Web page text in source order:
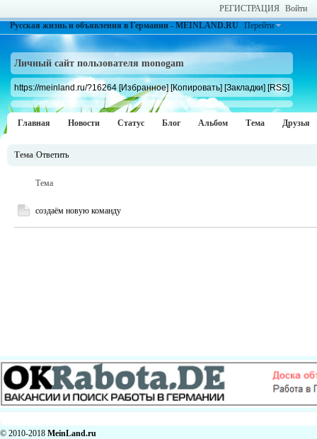
РЕГИСТРАЦИЯ Войти
Русская жизнь и объявления в Германии - MEINLAND.RU Перейти
Личный сайт пользователя monogam
https://meinland.ru/?16264 [Избранное] [Копировать] [Закладки] [RSS]
Главная Новости Статус Блог Альбом Тема Друзья
Тема Ответить
Тема
создаём новую команду
© 2010-2018 MeinLand.ru